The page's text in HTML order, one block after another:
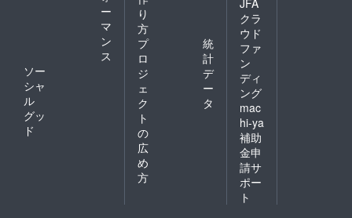
ー
マ
ン
ス
ソー
シャ
ル
グッ
ド
り
方
プ
ロ
ジ
ェ
ク
ト
の
広
め
方
統
計
デ
ー
タ
JFA
クラ
ウド
ファ
ン
ディ
ング
mac
hi-ya
補助
金申
請サ
ポー
ト